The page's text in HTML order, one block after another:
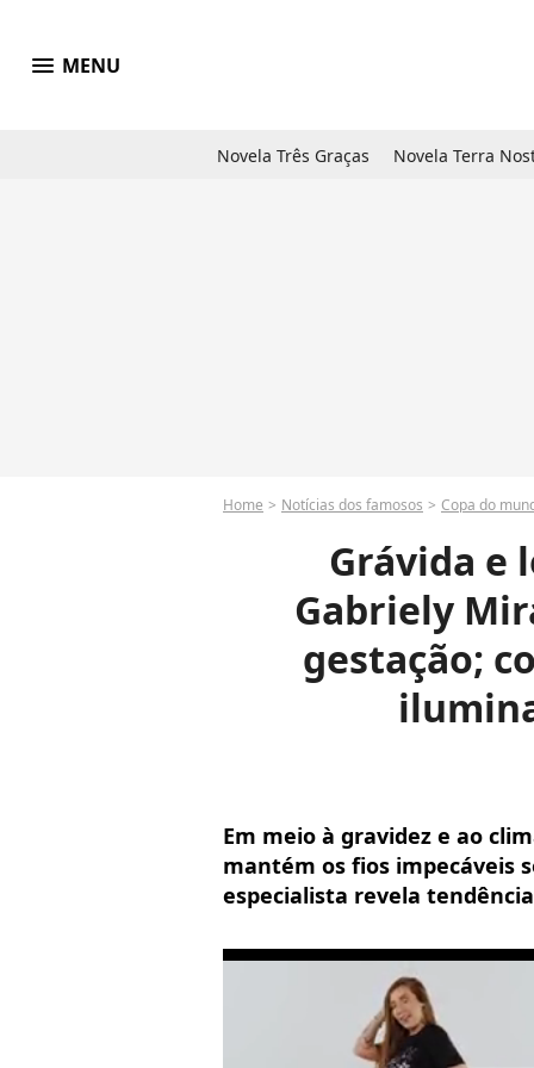
menu MENU
Novela Três Graças Novela Terra
Home Notícias dos famosos Copa do
Grávida e
Gabriely
gestação;
Em meio à gravidez e ao
mantém os fios impecáveis
especialista revela tendência